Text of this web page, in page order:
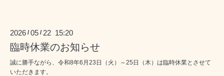
2026 /05 / 22 15:20
臨時休業のお知らせ
誠に勝手ながら、令和8年6月23日（火）～25日（木）は臨時休業とさせて
いただきます。